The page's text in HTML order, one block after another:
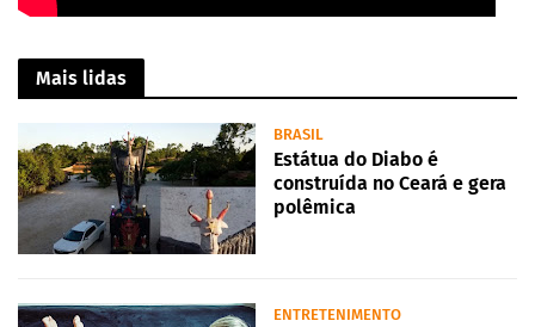
Mais lidas
BRASIL
Estátua do Diabo é
construída no Ceará e gera
polêmica
ENTRETENIMENTO